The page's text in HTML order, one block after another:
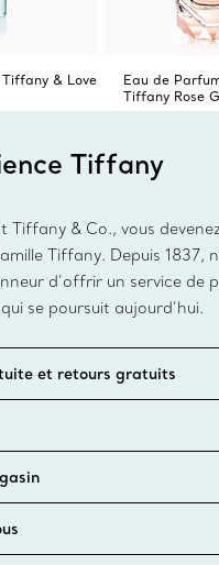
pour le cadeau idéal.
& Love
Eau de
Tiffany Rose
Tiffany
Tiffany & Co., vous
Tiffany. Depuis 1837,
d’offrir un service de
se poursuit aujourd’hui.
et retours gratuits